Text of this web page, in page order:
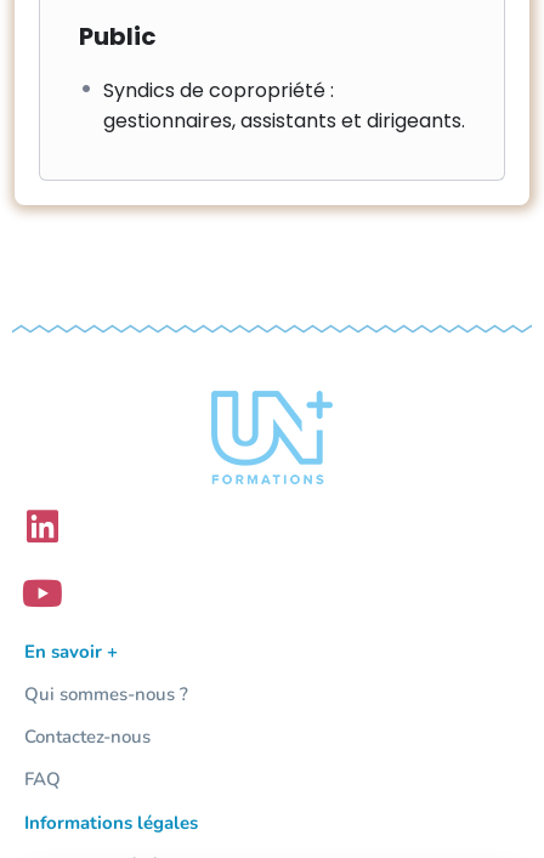
Public
Syndics de copropriété :
gestionnaires, assistants et dirigeants.
En savoir +
Qui sommes-nous ?
Contactez-nous
FAQ
Informations légales